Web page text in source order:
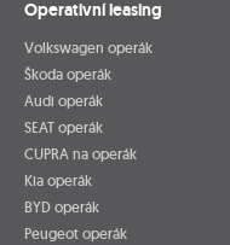
Operativní leasing
Volkswagen operák
Škoda operák
Audi operák
SEAT operák
CUPRA na operák
Kia operák
BYD operák
Peugeot operák